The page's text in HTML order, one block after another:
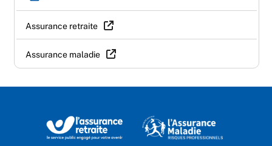
Assurance retraite
Assurance maladie